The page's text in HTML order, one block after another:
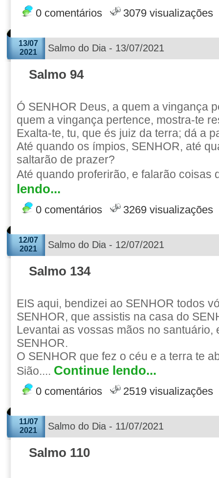
0 comentários 3079 visualizações
13/07
2021
Salmo do Dia - 13/07/2021
Salmo 94
Ó SENHOR Deus, a quem a vingança
quem a vingança pertence, mostra-te
Exalta-te, tu, que és juiz da terra; dá a
Até quando os ímpios, SENHOR, até
saltarão de prazer?
Até quando proferirão, e falarão coisas
lendo...
0 comentários 3269 visualizações
12/07
2021
Salmo do Dia - 12/07/2021
Salmo 134
EIS aqui, bendizei ao SENHOR todos
SENHOR, que assistis na casa do
Levantai as vossas mãos no santuário,
SENHOR.
O SENHOR que fez o céu e a terra te
Sião.... Continue lendo...
0 comentários 2519 visualizações
11/07
2021
Salmo do Dia - 11/07/2021
Salmo 110